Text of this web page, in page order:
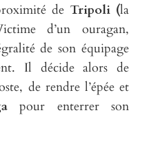
de Tripoli (la
d’un ouragan,
de son équipage
Il décide alors de
de rendre l’épée et
pour enterrer son